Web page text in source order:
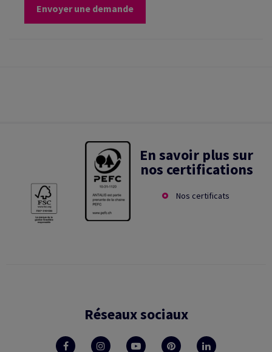
Envoyer une demande
En savoir plus sur
nos certifications
Nos certificats
Réseaux sociaux